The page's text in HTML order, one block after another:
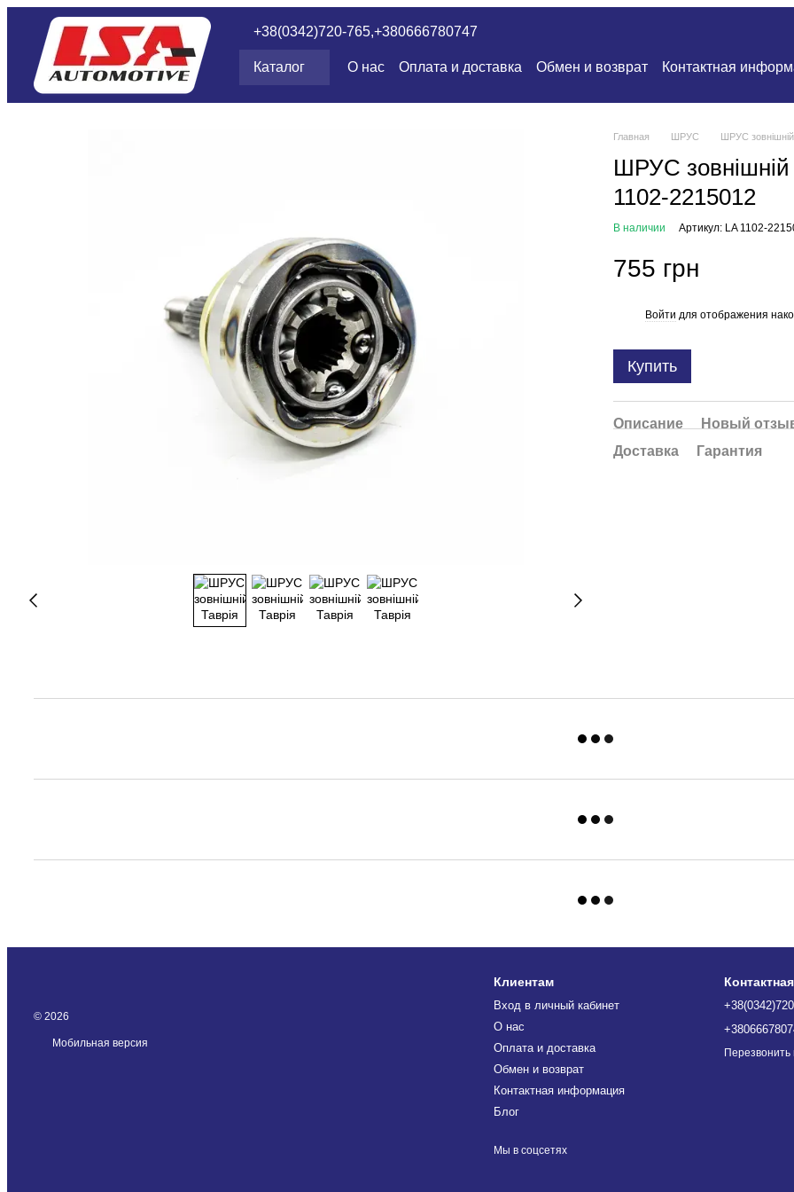
Перейти к основному контенту
+38(0342)720-765,+380666780747
Каталог О нас Оплата и доставка Обмен и возврат Контактная
Главная ШРУС ШРУС
ШРУС зовнішній
1102-2215012
В наличии Артикул: LA 1102-
755 грн
Войти для отображения
Купить
Описание
Новый
Доставка
Гарантия
© 2026
Мобильная версия
Клиентам
Вход в личный кабинет
О нас
Оплата и доставка
Обмен и возврат
Контактная информация
Блог
Мы в соцсетях
Перезвонить